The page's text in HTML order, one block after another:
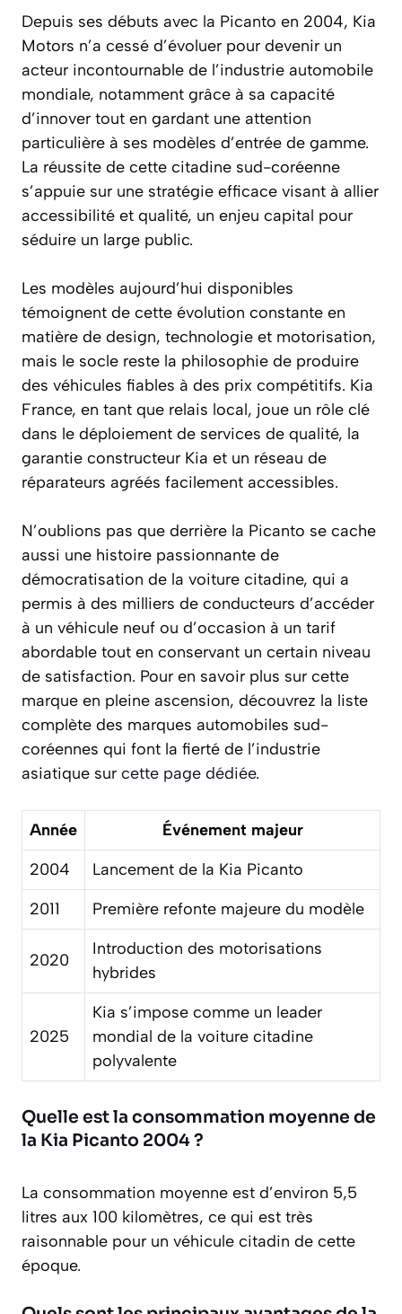
Depuis ses débuts avec la Picanto en 2004, Kia
Motors n’a cessé d’évoluer pour devenir un
acteur incontournable de l’industrie automobile
mondiale, notamment grâce à sa capacité
d’innover tout en gardant une attention
particulière à ses modèles d’entrée de gamme.
La réussite de cette citadine sud-coréenne
s’appuie sur une stratégie efficace visant à allier
accessibilité et qualité, un enjeu capital pour
séduire un large public.
Les modèles aujourd’hui disponibles
témoignent de cette évolution constante en
matière de design, technologie et motorisation,
mais le socle reste la philosophie de produire
des véhicules fiables à des prix compétitifs. Kia
France, en tant que relais local, joue un rôle clé
dans le déploiement de services de qualité, la
garantie constructeur Kia et un réseau de
réparateurs agréés facilement accessibles.
N’oublions pas que derrière la Picanto se cache
aussi une histoire passionnante de
démocratisation de la voiture citadine, qui a
permis à des milliers de conducteurs d’accéder
à un véhicule neuf ou d’occasion à un tarif
abordable tout en conservant un certain niveau
de satisfaction. Pour en savoir plus sur cette
marque en pleine ascension, découvrez la liste
complète des marques automobiles sud-
coréennes qui font la fierté de l’industrie
asiatique sur cette page dédiée.
Année
Événement majeur
2004
Lancement de la Kia Picanto
2011
Première refonte majeure du modèle
2020
Introduction des motorisations
hybrides
2025
Kia s’impose comme un leader
mondial de la voiture citadine
polyvalente
Quelle est la consommation moyenne de
la Kia Picanto 2004 ?
La consommation moyenne est d’environ 5,5
litres aux 100 kilomètres, ce qui est très
raisonnable pour un véhicule citadin de cette
époque.